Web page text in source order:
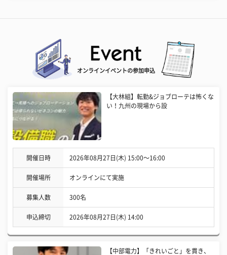
オンラインイベントの参加申込
【大林組】転勤&ジョブローテは怖くな
い！九州の現場から設
開催日時 2026年08月27日(木) 15:00〜16:00
開催場所 オンラインにて実施
募集人数 300名
申込締切 2026年08月27日(木) 14:00
【中部電力】「きれいごと」を貫き、